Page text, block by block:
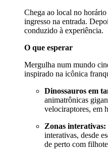
Chega ao local no
ingresso na entrada.
conduzido à experiência.
O que esperar
Mergulha num mundo
inspirado na icônica
Dinossauros em
animatrônicas
velociraptores, em
Zonas interativas:
interativas, desde
de perto com